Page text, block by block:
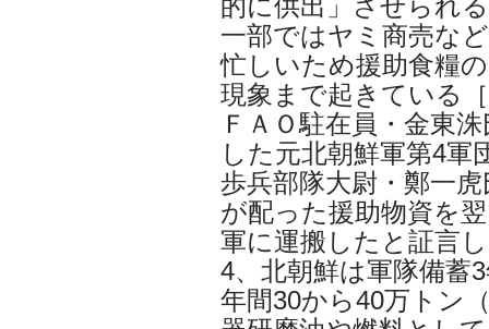
的に供出」させられ
一部ではヤミ商売な
忙しいため援助食糧
現象まで起きている
ＦＡＯ駐在員・金東
した元北朝鮮軍第4軍
歩兵部隊大尉・鄭一
が配った援助物資を
軍に運搬したと証言
4、北朝鮮は軍隊備蓄
年間30から40万トン